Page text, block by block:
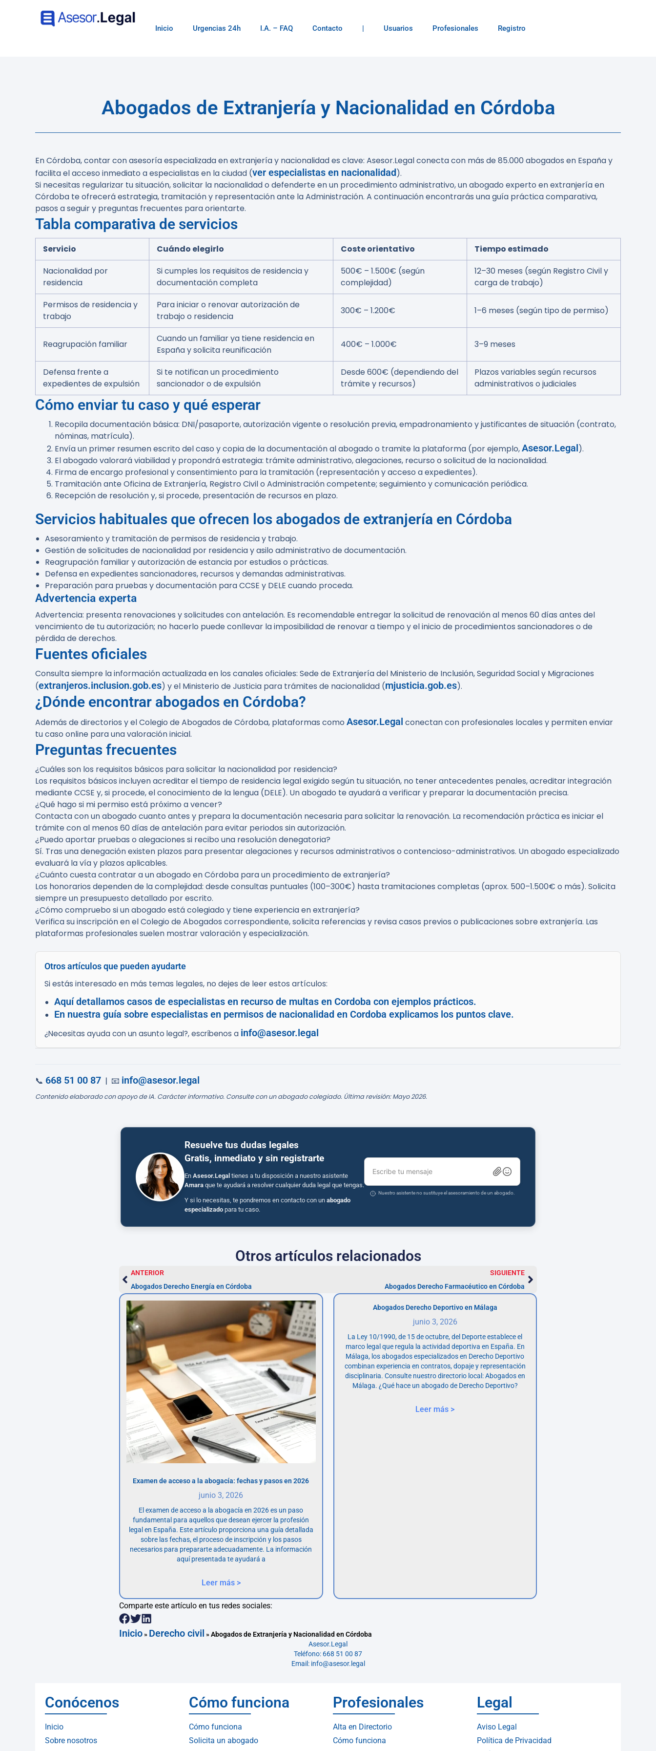
Inicio Urgencias 24h I.A. – FAQ Contacto | Usuarios Profesionales Registro
Abogados de Extranjería y Nacionalidad en Córdoba
En Córdoba, contar con asesoría especializada en extranjería y nacionalidad es clave: Asesor.Legal conecta con más de 85.000 abogados en España y
facilita el acceso inmediato a especialistas en la ciudad (ver especialistas en nacionalidad).
Si necesitas regularizar tu situación, solicitar la nacionalidad o defenderte en un procedimiento administrativo, un abogado experto en extranjería en
Córdoba te ofrecerá estrategia, tramitación y representación ante la Administración. A continuación encontrarás una guía práctica comparativa,
pasos a seguir y preguntas frecuentes para orientarte.
Tabla comparativa de servicios
Servicio Cuándo elegirlo Coste orientativo
Tiempo estimado
Nacionalidad por
residencia
Si cumples los requisitos de residencia y
documentación completa
500€ – 1.500€ (según
complejidad)
12–30 meses (según Registro Civil y
carga de trabajo)
Permisos de residencia y
trabajo
Para iniciar o renovar autorización de
trabajo o residencia
300€ – 1.200€ 1–6 meses (según tipo de permiso)
Reagrupación familiar
Cuando un familiar ya tiene residencia en
España y solicita reunificación
400€ – 1.000€ 3–9 meses
Defensa frente a
expedientes de expulsión
Si te notifican un procedimiento
sancionador o de expulsión
Desde 600€ (dependiendo del
trámite y recursos)
Plazos variables según recursos
administrativos o judiciales
Cómo enviar tu caso y qué esperar
Recopila documentación básica: DNI/pasaporte, autorización vigente o resolución previa, empadronamiento y justificantes de situación (contrato,
nóminas, matrícula).
Envía un primer resumen escrito del caso y copia de la documentación al abogado o tramite la plataforma (por ejemplo,Asesor.Legal).
El abogado valorará viabilidad y propondrá estrategia: trámite administrativo, alegaciones, recurso o solicitud de la nacionalidad.
Firma de encargo profesional y consentimiento para la tramitación (representación y acceso a expedientes).
Tramitación ante Oficina de Extranjería, Registro Civil o Administración competente; seguimiento y comunicación periódica.
Recepción de resolución y, si procede, presentación de recursos en plazo.
Servicios habituales que ofrecen los abogados de extranjería en Córdoba
Asesoramiento y tramitación de permisos de residencia y trabajo.
Gestión de solicitudes de nacionalidad por residencia y asilo administrativo de documentación.
Reagrupación familiar y autorización de estancia por estudios o prácticas.
Defensa en expedientes sancionadores, recursos y demandas administrativas.
Preparación para pruebas y documentación para CCSE y DELE cuando proceda.
Advertencia experta
Advertencia: presenta renovaciones y solicitudes con antelación. Es recomendable entregar la solicitud de renovación al menos 60 días antes del
vencimiento de tu autorización; no hacerlo puede conllevar la imposibilidad de renovar a tiempo y el inicio de procedimientos sancionadores o de
pérdida de derechos.
Fuentes oficiales
Consulta siempre la información actualizada en los canales oficiales: Sede de Extranjería del Ministerio de Inclusión, Seguridad Social y Migraciones
(extranjeros.inclusion.gob.es) y el Ministerio de Justicia para trámites de nacionalidad (mjusticia.gob.es).
¿Dónde encontrar abogados en Córdoba?
Además de directorios y el Colegio de Abogados de Córdoba, plataformas como Asesor.Legal conectan con profesionales locales y permiten enviar
tu caso online para una valoración inicial.
Preguntas frecuentes
¿Cuáles son los requisitos básicos para solicitar la nacionalidad por residencia?
Los requisitos básicos incluyen acreditar el tiempo de residencia legal exigido según tu situación, no tener antecedentes penales, acreditar integración
mediante CCSE y, si procede, el conocimiento de la lengua (DELE). Un abogado te ayudará a verificar y preparar la documentación precisa.
¿Qué hago si mi permiso está próximo a vencer?
Contacta con un abogado cuanto antes y prepara la documentación necesaria para solicitar la renovación. La recomendación práctica es iniciar el
trámite con al menos 60 días de antelación para evitar periodos sin autorización.
¿Puedo aportar pruebas o alegaciones si recibo una resolución denegatoria?
Sí. Tras una denegación existen plazos para presentar alegaciones y recursos administrativos o contencioso-administrativos. Un abogado especializado
evaluará la vía y plazos aplicables.
¿Cuánto cuesta contratar a un abogado en Córdoba para un procedimiento de extranjería?
Los honorarios dependen de la complejidad: desde consultas puntuales (100–300€) hasta tramitaciones completas (aprox. 500–1.500€ o más). Solicita
siempre un presupuesto detallado por escrito.
¿Cómo compruebo si un abogado está colegiado y tiene experiencia en extranjería?
Verifica su inscripción en el Colegio de Abogados correspondiente, solicita referencias y revisa casos previos o publicaciones sobre extranjería. Las
plataformas profesionales suelen mostrar valoración y especialización.
Otros artículos que pueden ayudarte
Si estás interesado en más temas legales, no dejes de leer estos artículos:
Aquí detallamos casos de especialistas en recurso de multas en Cordoba con ejemplos prácticos.
En nuestra guía sobre especialistas en permisos de nacionalidad en Cordoba explicamos los puntos clave.
¿Necesitas ayuda con un asunto legal?, escríbenos a info@asesor.legal
📞 668 51 00 87 | 📧 info@asesor.legal
Contenido elaborado con apoyo de IA. Carácter informativo. Consulte con un abogado colegiado. Última revisión: Mayo 2026.
Resuelve tus dudas legales
Gratis, inmediato y sin registrarte
En Asesor.Legal tienes a tu disposición a nuestro asistente
Amara que te ayudará a resolver cualquier duda legal que tengas.
Y si lo necesitas, te pondremos en contacto con un abogado
especializado para tu caso.
Escribe tu mensaje
Nuestro asistente no sustituye el asesoramiento de un abogado.
Otros artículos relacionados
ANTERIOR
Abogados Derecho Energía en Córdoba
SIGUIENTE
Abogados Derecho Farmacéutico en Córdoba
Examen de acceso a la abogacía: fechas y pasos en 2026
junio 3, 2026
El examen de acceso a la abogacía en 2026 es un paso
fundamental para aquellos que desean ejercer la profesión
legal en España. Este artículo proporciona una guía detallada
sobre las fechas, el proceso de inscripción y los pasos
necesarios para prepararte adecuadamente. La información
aquí presentada te ayudará a
Leer más >
Abogados Derecho Deportivo en Málaga
junio 3, 2026
La Ley 10/1990, de 15 de octubre, del Deporte establece el
marco legal que regula la actividad deportiva en España. En
Málaga, los abogados especializados en Derecho Deportivo
combinan experiencia en contratos, dopaje y representación
disciplinaria. Consulte nuestro directorio local: Abogados en
Málaga. ¿Qué hace un abogado de Derecho Deportivo?
Leer más >
Comparte este artículo en tus redes sociales:
Inicio» Derecho civil »Abogados de Extranjería y Nacionalidad en Córdoba
Asesor.Legal
Teléfono: 668 51 00 87
Email: info@asesor.legal
Conócenos
Inicio
Sobre nosotros
Cómo funciona
Cómo funciona
Solicita un abogado
Profesionales
Alta en Directorio
Cómo funciona
Legal
Aviso Legal
Política de Privacidad